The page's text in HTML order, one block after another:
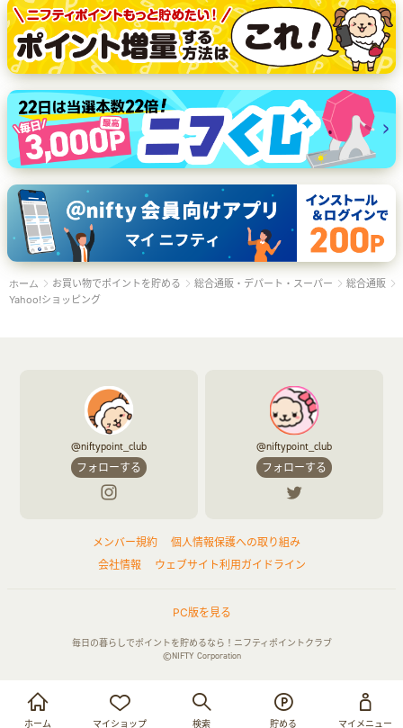
お買い物・サービス利用で貯める
ログイン
ホーム マイショップ 検索 貯める マイメニュー
ホーム お買い物でポイントを貯める 総合通販・デパート・スーパー
総合通販
Yahoo!ショッピング
@niftypoint_club
フォローする
@niftypoint_club
フォローする
メンバー規約
個人情報保護への取り組み
会社情報
ウェブサイト利用ガイドライン
PC版を見る
毎日の暮らしでポイントを貯めるなら！ニフティポイントクラブ
©NIFTY Corporation